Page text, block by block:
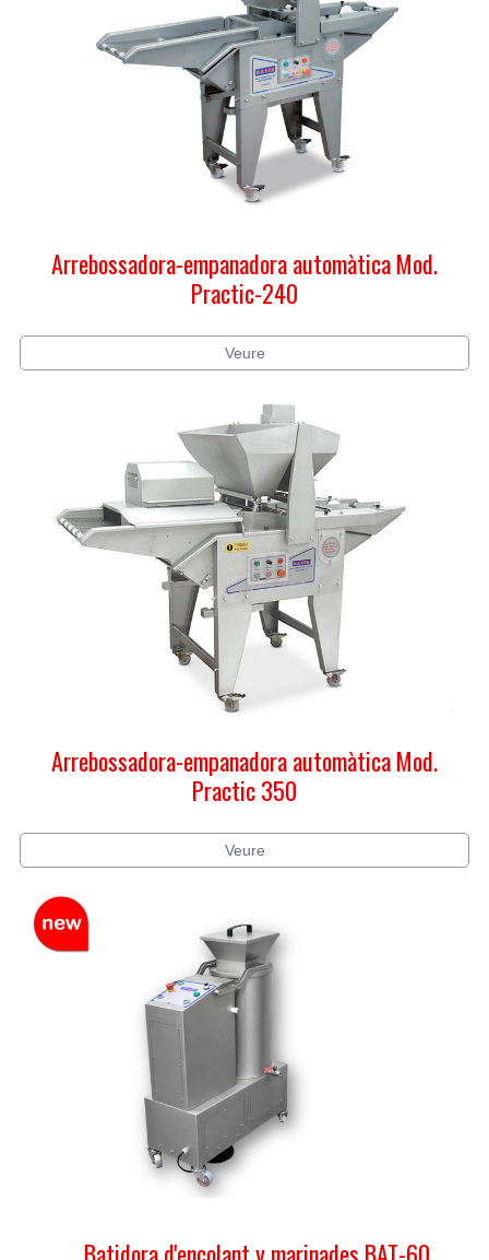
Arrebossadora-empanadora automàtica Mod.
Practic-240
Veure
Arrebossadora-empanadora automàtica Mod.
Practic 350
Veure